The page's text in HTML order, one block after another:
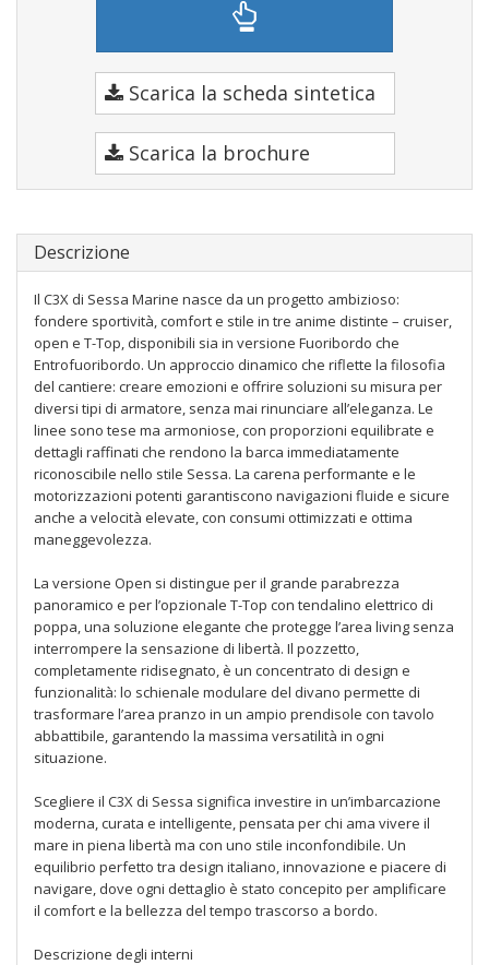
Scarica la scheda sintetica
Scarica la brochure
Descrizione
Il C3X di Sessa Marine nasce da un progetto ambizioso:
fondere sportività, comfort e stile in tre anime distinte – cruiser,
open e T-Top, disponibili sia in versione Fuoribordo che
Entrofuoribordo. Un approccio dinamico che riflette la filosofia
del cantiere: creare emozioni e offrire soluzioni su misura per
diversi tipi di armatore, senza mai rinunciare all’eleganza. Le
linee sono tese ma armoniose, con proporzioni equilibrate e
dettagli raffinati che rendono la barca immediatamente
riconoscibile nello stile Sessa. La carena performante e le
motorizzazioni potenti garantiscono navigazioni fluide e sicure
anche a velocità elevate, con consumi ottimizzati e ottima
maneggevolezza.
La versione Open si distingue per il grande parabrezza
panoramico e per l’opzionale T-Top con tendalino elettrico di
poppa, una soluzione elegante che protegge l’area living senza
interrompere la sensazione di libertà. Il pozzetto,
completamente ridisegnato, è un concentrato di design e
funzionalità: lo schienale modulare del divano permette di
trasformare l’area pranzo in un ampio prendisole con tavolo
abbattibile, garantendo la massima versatilità in ogni
situazione.
Scegliere il C3X di Sessa significa investire in un’imbarcazione
moderna, curata e intelligente, pensata per chi ama vivere il
mare in piena libertà ma con uno stile inconfondibile. Un
equilibrio perfetto tra design italiano, innovazione e piacere di
navigare, dove ogni dettaglio è stato concepito per amplificare
il comfort e la bellezza del tempo trascorso a bordo.
Descrizione degli interni